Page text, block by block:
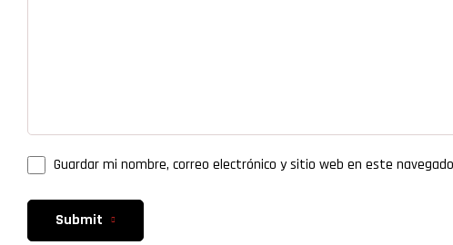
Guardar mi nombre, correo electrónico y sitio web en este
Submit